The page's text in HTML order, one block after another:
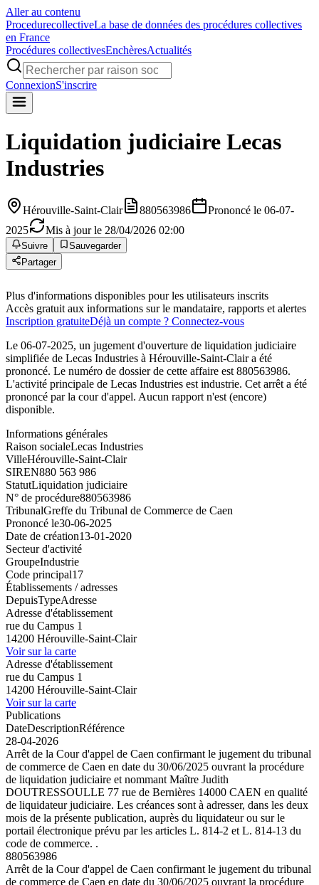
Aller au contenu
ProcedurecollectiveLa base de données des procédures collectives
en France
Procédures collectivesEnchèresActualités
ConnexionS'inscrire
Liquidation judiciaire Lecas
Industries
Hérouville-Saint-Clair 880563986
Prononcé le 06-07-
2025
Mis à jour le 28/04/2026 02:00
Suivre
Sauvegarder
Partager
Plus d'informations disponibles pour les utilisateurs inscrits
Accès gratuit aux informations sur le mandataire, rapports et alertes
Inscription gratuiteDéjà un compte ? Connectez-vous
Le 06-07-2025, un jugement d'ouverture de liquidation judiciaire
simplifiée de Lecas Industries à Hérouville-Saint-Clair a été
prononcé. Le numéro de dossier de cette affaire est 880563986.
L'activité principale de Lecas Industries est industrie. Cet arrêt a été
prononcé par la cour d'appel. Aucun rapport n'est (encore)
disponible.
Informations générales
Raison socialeLecas Industries
VilleHérouville-Saint-Clair
SIREN880 563 986
StatutLiquidation judiciaire
N° de procédure880563986
TribunalGreffe du Tribunal de Commerce de Caen
Prononcé le30-06-2025
Date de création13-01-2020
Secteur d'activité
GroupeIndustrie
Code principal17
Établissements / adresses
DepuisTypeAdresse
Adresse d'établissement
rue du Campus 1
14200 Hérouville-Saint-Clair
Voir sur la carte
Adresse d'établissement
rue du Campus 1
14200 Hérouville-Saint-Clair
Voir sur la carte
Publications
DateDescriptionRéférence
28-04-2026
Arrêt de la Cour d'appel de Caen confirmant le jugement du tribunal
de commerce de Caen en date du 30/06/2025 ouvrant la procédure
de liquidation judiciaire et nommant Maître Judith
DOUTRESSOULLE 77 rue de Bernières 14000 CAEN en qualité
de liquidateur judiciaire. Les créances sont à adresser, dans les deux
mois de la présente publication, auprès du liquidateur ou sur le
portail électronique prévu par les articles L. 814-2 et L. 814-13 du
code de commerce. .
880563986
Arrêt de la Cour d'appel de Caen confirmant le jugement du tribunal
de commerce de Caen en date du 30/06/2025 ouvrant la procédure